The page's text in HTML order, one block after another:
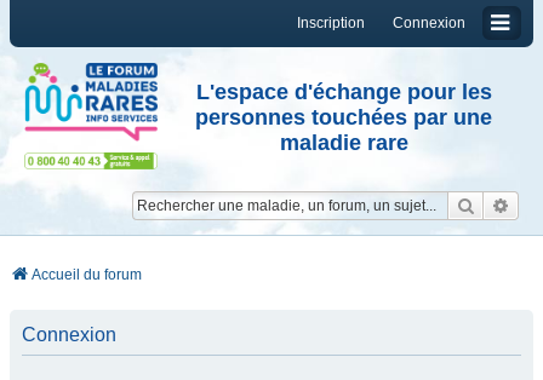
Connexion
Inscription
L'espace d'échange pour les
personnes touchées par une
maladie rare
Accueil du forum
Connexion